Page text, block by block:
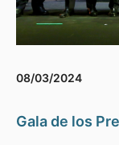
08/03/2024
Gala de los